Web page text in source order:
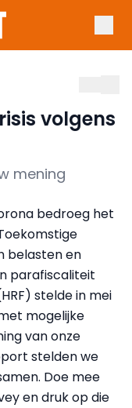
volgens
mening
bedroeg het
belasten en
parafiscaliteit
stelde in mei
mogelijke
van onze
stelden we
Doe mee
en druk op die